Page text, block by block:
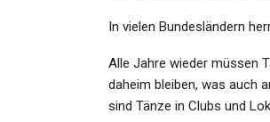
In vielen Bundesländern
Alle Jahre wieder müssen
daheim bleiben, was auch
sind Tänze in Clubs und
„Es Muss
Admin